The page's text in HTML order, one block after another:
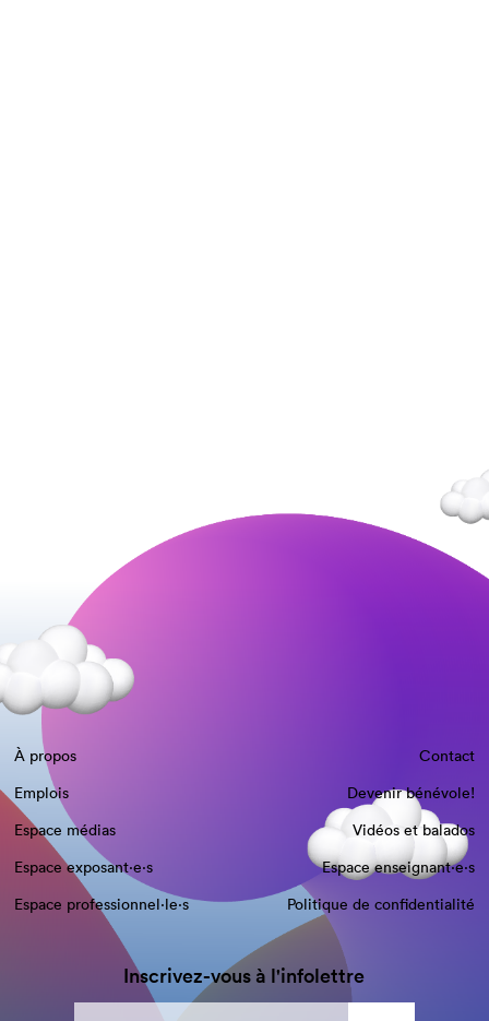
À propos
Contact
Emplois
Devenir bénévole!
Espace médias
Vidéos et balados
Espace exposant·e⋅s
Espace enseignant·e⋅s
Espace professionnel·le⋅s
Politique de confidentialité
Inscrivez-vous à l'infolettre